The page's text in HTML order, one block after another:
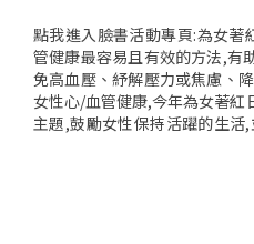
點我進入臉書活動專頁:為女
管健康最容易且有效的方法,有
免高血壓、紓解壓力或焦慮、
女性心/血管健康,今年為女著
主題,鼓勵女性保持活躍的生
10星期五【為女著紅日】:1.穿